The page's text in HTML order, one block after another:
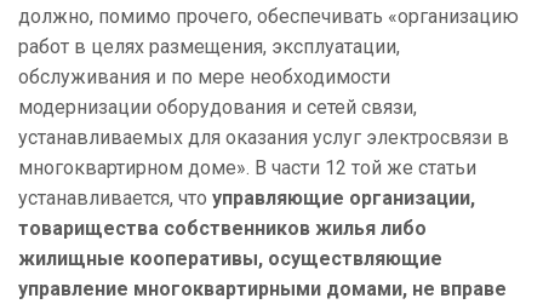
должно, помимо прочего, обеспечивать «организацию
работ в целях размещения, эксплуатации,
обслуживания и по мере необходимости
модернизации оборудования и сетей связи,
устанавливаемых для оказания услуг электросвязи в
многоквартирном доме». В части 12 той же статьи
устанавливается, что управляющие организации,
товарищества собственников жилья либо
жилищные кооперативы, осуществляющие
управление многоквартирными домами, не вправе